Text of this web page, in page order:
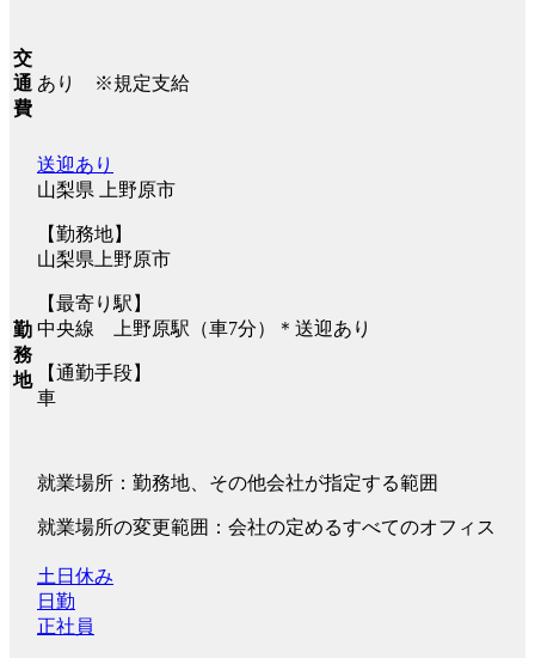
交
通
費
あり ※規定支給
勤
務
地
送迎あり
山梨県 上野原市
【勤務地】
山梨県上野原市
【最寄り駅】
中央線 上野原駅（車7分）＊送迎あり
【通勤手段】
車
就業場所：勤務地、その他会社が指定する範囲
就業場所の変更範囲：会社の定めるすべてのオフィス
土日休み
日勤
正社員